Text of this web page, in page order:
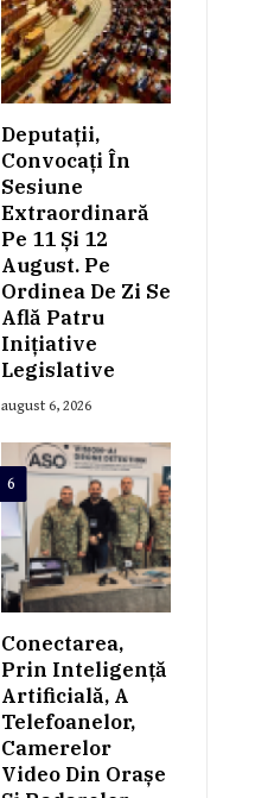
Deputații,
Convocați În
Sesiune
Extraordinară
Pe 11 Și 12
August. Pe
Ordinea De Zi Se
Află Patru
Inițiative
Legislative
august 6, 2026
6
Conectarea,
Prin Inteligență
Artificială, A
Telefoanelor,
Camerelor
Video Din Orașe